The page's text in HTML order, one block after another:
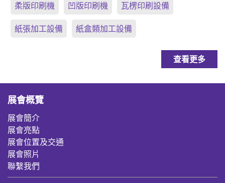
柔版印刷機 凹版印刷機 瓦楞印刷設備
紙張加工設備 紙盒類加工設備
查看更多
展會概覽
展會簡介
展會亮點
展會位置及交通
展會照片
聯繫我們